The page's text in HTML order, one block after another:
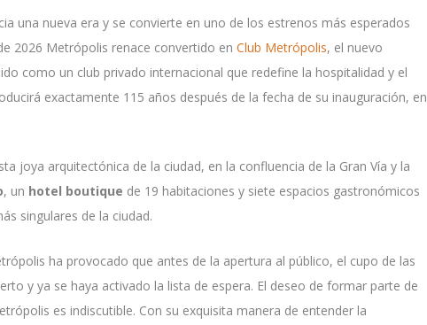
una nueva era y se convierte en uno de los estrenos más esperados
2026 Metrópolis renace convertido enClub Metrópolis, el nuevo
como un club privado internacional que redefine la hospitalidad y el
exactamente 115 años después de la fecha de su inauguración, en
joya arquitectónica de la ciudad, en la confluencia de la Gran Vía y la
, un hotel boutique de 19 habitaciones y siete espacios gastronómicos
singulares de la ciudad.
ha provocado que antes de la apertura al público, el cupo de las
y ya se haya activado la lista de espera. El deseo de formar parte de
es indiscutible. Con su exquisita manera de entender la